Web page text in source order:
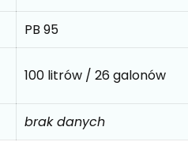
PB 95
100 litrów / 26 galonów
brak danych